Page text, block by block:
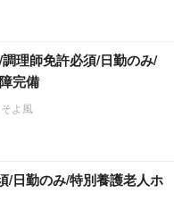
理師免許必須/日勤のみ/
完備
よ風
/日勤のみ/特別養護老人ホ